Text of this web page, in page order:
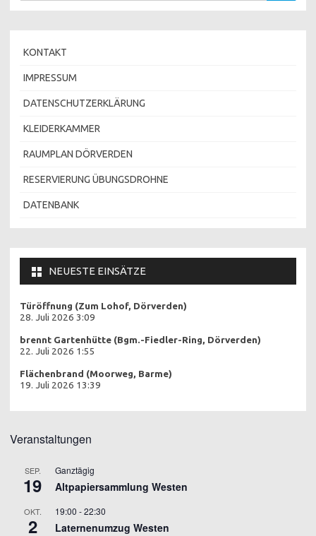
KONTAKT
IMPRESSUM
DATENSCHUTZERKLÄRUNG
KLEIDERKAMMER
RAUMPLAN DÖRVERDEN
RESERVIERUNG ÜBUNGSDROHNE
DATENBANK
NEUESTE EINSÄTZE
Türöffnung (Zum Lohof, Dörverden)
28. Juli 2026 3:09
brennt Gartenhütte (Bgm.-Fiedler-Ring, Dörverden)
22. Juli 2026 1:55
Flächenbrand (Moorweg, Barme)
19. Juli 2026 13:39
Veranstaltungen
SEP.
19
Ganztägig
Altpapiersammlung Westen
OKT.
2
19:00 -22:30
Laternenumzug Westen